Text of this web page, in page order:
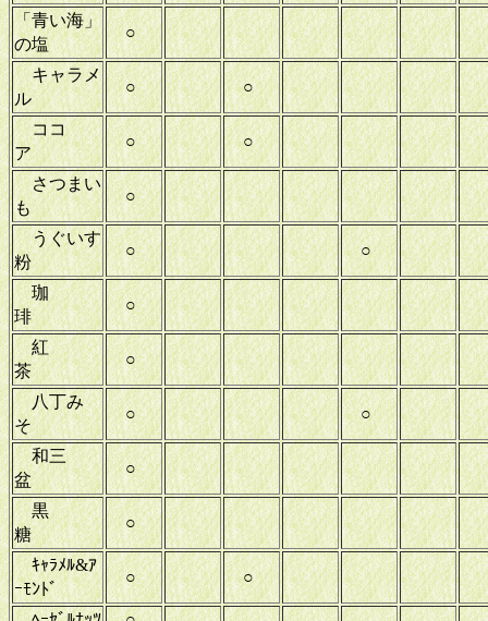
「青い海」
の塩
○
キャラメ
ル
○ ○
ココ
ア
○ ○
さつまい
も
○
うぐいす
粉
○ ○
珈
琲
○
紅
茶
○
八丁み
そ
○ ○
和三
盆
○
黒
糖
○
ｷｬﾗﾒﾙ&ｱ
ｰﾓﾝﾄﾞ
○ ○